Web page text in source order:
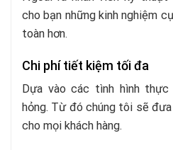
cho bạn những kinh nghiệm
toàn hơn.
Chi phí tiết kiệm tối đa
Dựa vào các tình hình
hỏng. Từ đó chúng tôi sẽ
cho mọi khách hàng.